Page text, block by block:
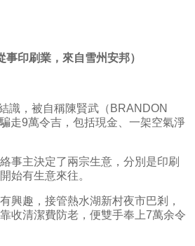
事印刷業，來自雪州安邦）
識，被自稱陳賢武（BRANDON
走9萬令吉，包括現金、一架空氣淨
事主決定了兩宗生意，分別是印刷
始有生意來往。
興趣，接管熱水湖新村夜市巴剎，
收清潔費防老，便雙手奉上7萬余令